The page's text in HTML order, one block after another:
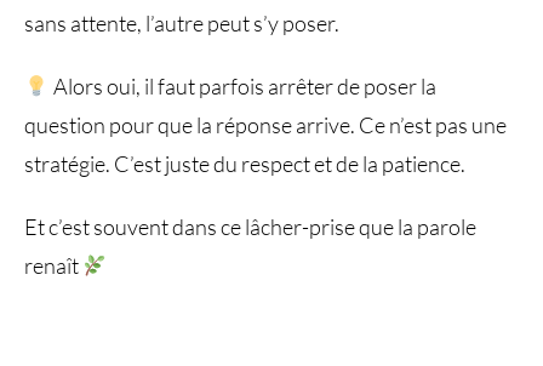
sans attente, l’autre peut s’y poser.
Alors oui, il faut parfois arrêter de poser la
question pour que la réponse arrive. Ce n’est pas une
stratégie. C’est juste du respect et de la patience.
Et c’est souvent dans ce lâcher-prise que la parole
renaît